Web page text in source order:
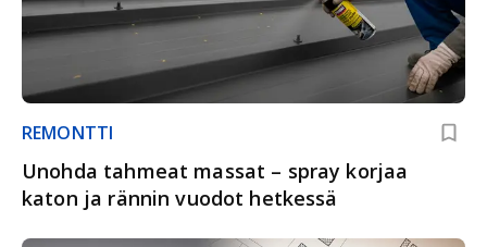
REMONTTI
Unohda tahmeat massat – spray korjaa
katon ja rännin vuodot hetkessä